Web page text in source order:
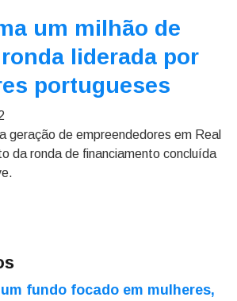
um milhão de
liderada por
portugueses
geração de empreendedores em Real
da ronda de financiamento concluída
fundo focado em mulheres,